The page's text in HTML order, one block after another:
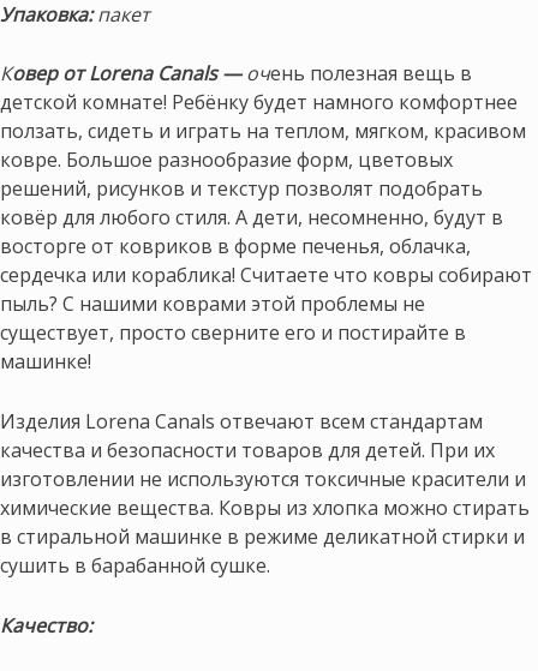
Упаковка:пакет
Ковер от Lorena Canals —очень полезная вещь в
детской комнате! Ребёнку будет намного комфортнее
ползать, сидеть и играть на теплом, мягком, красивом
ковре. Большое разнообразие форм, цветовых
решений, рисунков и текстур позволят подобрать
ковёр для любого стиля. А дети, несомненно, будут в
восторге от ковриков в форме печенья, облачка,
сердечка или кораблика! Считаете что ковры собирают
пыль? С нашими коврами этой проблемы не
существует, просто сверните его и постирайте в
машинке!
Изделия Lorena Canals отвечают всем стандартам
качества и безопасности товаров для детей. При их
изготовлении не используются токсичные красители и
химические вещества. Ковры из хлопка можно стирать
в стиральной машинке в режиме деликатной стирки и
сушить в барабанной сушке.
Качество: